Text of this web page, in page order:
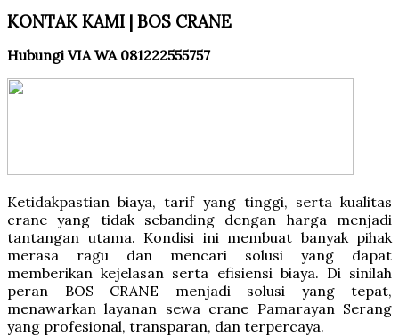
KONTAK KAMI | BOS CRANE
Hubungi VIA WA 081222555757
Ketidakpastian biaya, tarif yang tinggi, serta kualitas
crane yang tidak sebanding dengan harga menjadi
tantangan utama. Kondisi ini membuat banyak pihak
merasa ragu dan mencari solusi yang dapat
memberikan kejelasan serta efisiensi biaya. Di sinilah
peran BOS CRANE menjadi solusi yang tepat,
menawarkan layanan sewa crane Pamarayan Serang
yang profesional, transparan, dan terpercaya.